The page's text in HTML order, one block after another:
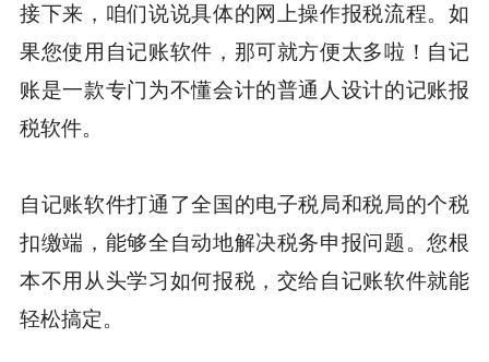
接下来，咱们说说具体的网上操作报税流程。如
果您使用自记账软件，那可就方便太多啦！自记
账是一款专门为不懂会计的普通人设计的记账报
税软件。
自记账软件打通了全国的电子税局和税局的个税
扣缴端，能够全自动地解决税务申报问题。您根
本不用从头学习如何报税，交给自记账软件就能
轻松搞定。